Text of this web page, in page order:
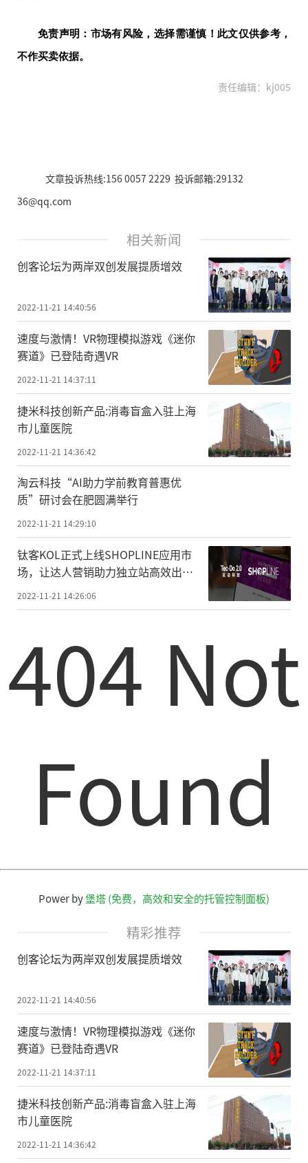
免责声明：市场有风险，选择需谨慎！此文仅供参考，
不作买卖依据。
责任编辑：kj005
文章投诉热线:156 0057 2229 投诉邮箱:29132
36@qq.com
相关新闻
创客论坛为两岸双创发展提质增效
2022-11-21 14:40:56
速度与激情！VR物理模拟游戏《迷你
赛道》已登陆奇遇VR
2022-11-21 14:37:11
捷米科技创新产品:消毒盲盒入驻上海
市儿童医院
2022-11-21 14:36:42
淘云科技“AI助力学前教育普惠优
质”研讨会在肥圆满举行
2022-11-21 14:29:10
钛客KOL正式上线SHOPLINE应用市
场，让达人营销助力独立站高效出
海！
2022-11-21 14:26:06
404 Not
Found
Power by堡塔 (免费，高效和安全的托管控制面板)
精彩推荐
创客论坛为两岸双创发展提质增效
2022-11-21 14:40:56
速度与激情！VR物理模拟游戏《迷你
赛道》已登陆奇遇VR
2022-11-21 14:37:11
捷米科技创新产品:消毒盲盒入驻上海
市儿童医院
2022-11-21 14:36:42